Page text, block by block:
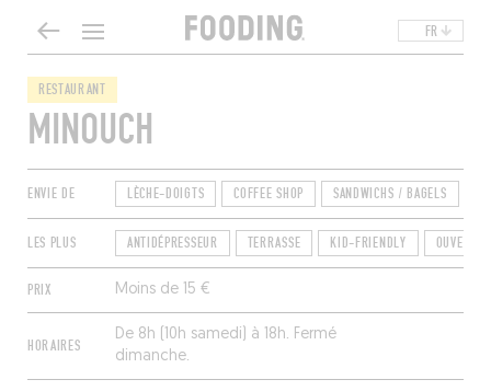
FR
RESTAURANT
MINOUCH
ENVIE DE LÈCHE-DOIGTS COFFEE SHOP SANDWICHS / BAGELS
LES PLUS ANTIDÉPRESSEUR TERRASSE KID-FRIENDLY OUVERT
PRIX Moins de 15 €
HORAIRES
De 8h (10h samedi) à 18h. Fermé
dimanche.